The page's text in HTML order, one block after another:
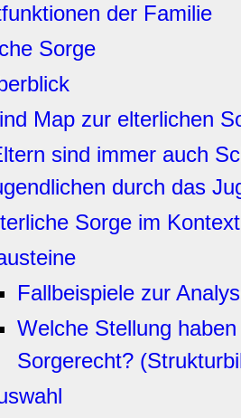
der Familie
Sorge
Map zur elterlichen
sind immer auch
durch das
Sorge im
Fallbeispiele zur
Welche Stellung
Sorgerecht?